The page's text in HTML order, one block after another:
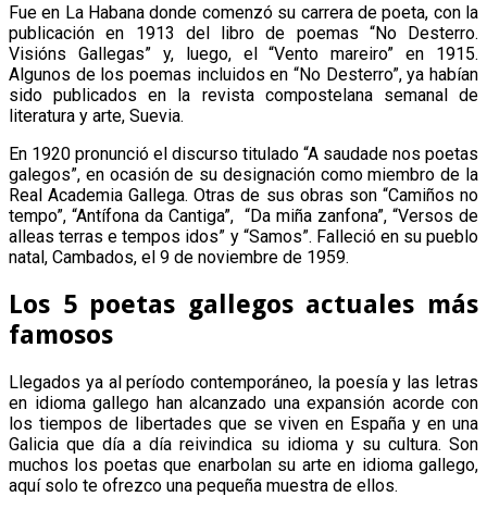
Fue en La Habana donde comenzó su carrera de poeta, con la
publicación en 1913 del libro de poemas “No Desterro.
Visións Gallegas” y, luego, el “Vento mareiro” en 1915.
Algunos de los poemas incluidos en “No Desterro”, ya habían
sido publicados en la revista compostelana semanal de
literatura y arte, Suevia.
En 1920 pronunció el discurso titulado “A saudade nos poetas
galegos”, en ocasión de su designación como miembro de la
Real Academia Gallega. Otras de sus obras son “Camiños no
tempo”, “Antífona da Cantiga”, “Da miña zanfona”, “Versos de
alleas terras e tempos idos” y “Samos”. Falleció en su pueblo
natal, Cambados, el 9 de noviembre de 1959.
Los 5 poetas gallegos actuales más
famosos
Llegados ya al período contemporáneo, la poesía y las letras
en idioma gallego han alcanzado una expansión acorde con
los tiempos de libertades que se viven en España y en una
Galicia que día a día reivindica su idioma y su cultura. Son
muchos los poetas que enarbolan su arte en idioma gallego,
aquí solo te ofrezco una pequeña muestra de ellos.